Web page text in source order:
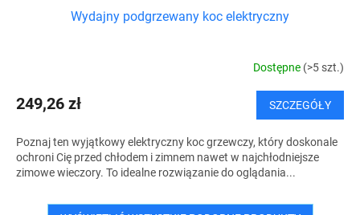
Wydajny podgrzewany koc elektryczny
Dostępne (>5 szt.)
249,26 zł SZCZEGÓŁY
Poznaj ten wyjątkowy elektryczny koc grzewczy, który doskonale
ochroni Cię przed chłodem i zimnem nawet w najchłodniejsze
zimowe wieczory. To idealne rozwiązanie do oglądania...